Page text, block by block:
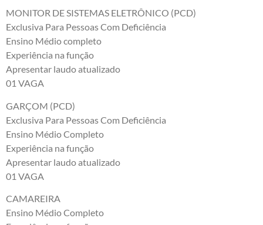
MONITOR DE SISTEMAS ELETRÔNICO (PCD)
Exclusiva Para Pessoas Com Deficiência
Ensino Médio completo
Experiência na função
Apresentar laudo atualizado
01 VAGA
GARÇOM (PCD)
Exclusiva Para Pessoas Com Deficiência
Ensino Médio Completo
Experiência na função
Apresentar laudo atualizado
01 VAGA
CAMAREIRA
Ensino Médio Completo